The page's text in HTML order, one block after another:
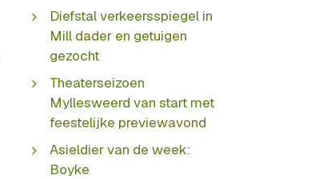
Diefstal verkeersspiegel in
Mill dader en getuigen
gezocht
Theaterseizoen
Myllesweerd van start met
feestelijke previewavond
Asieldier van de week:
Boyke